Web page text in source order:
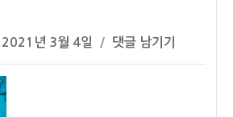
작
성
일
자
2021년 3월 4일
송
재
댓글 남기기